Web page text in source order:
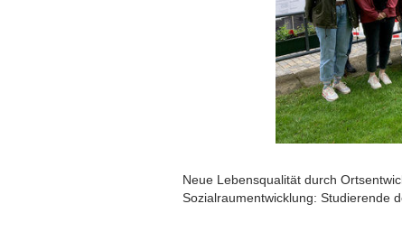
Neue Lebensqualität durch
Sozialraumentwicklung: Studierende